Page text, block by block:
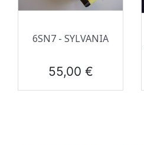
6SN7 - SYLVANIA
Prix
55,00 €